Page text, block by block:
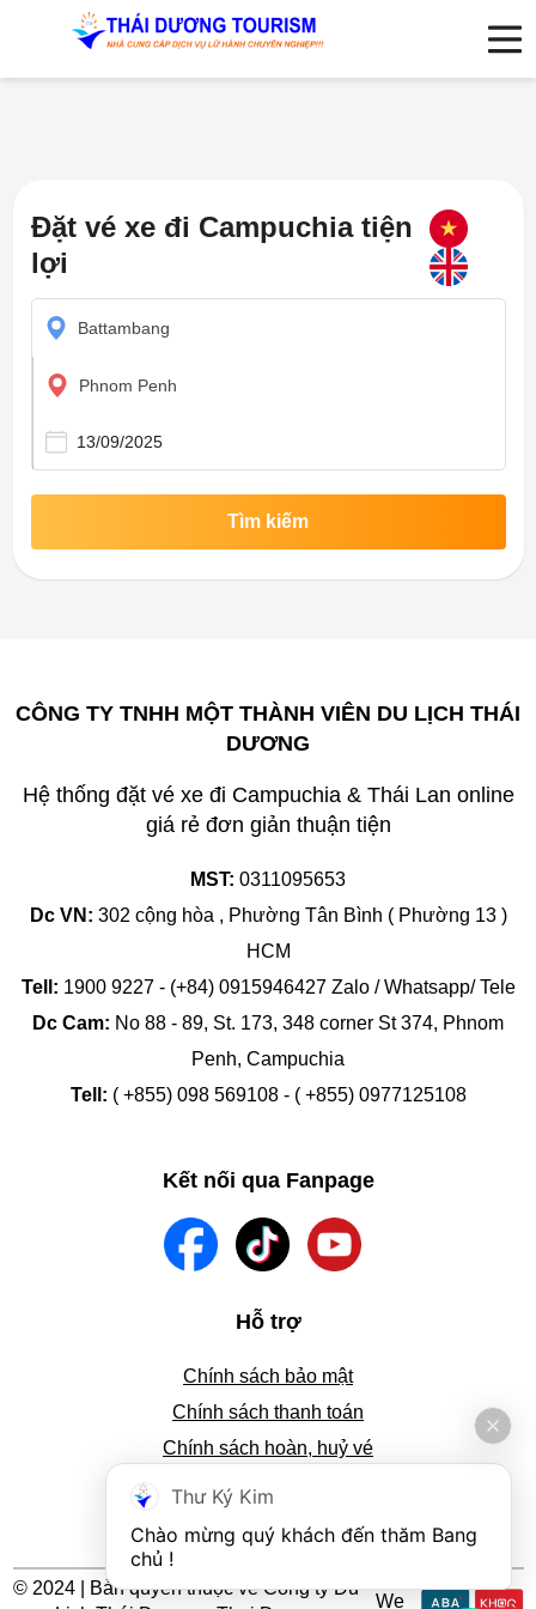
Đặt vé xe đi Campuchia tiện
lợi
Battambang
Phnom Penh
Tìm kiếm
CÔNG TY TNHH MỘT THÀNH VIÊN DU LỊCH THÁI
DƯƠNG
Hệ thống đặt vé xe đi Campuchia & Thái Lan online
giá rẻ đơn giản thuận tiện
MST: 0311095653
Dc VN: 302 cộng hòa , Phường Tân Bình ( Phường 13 )
HCM
Tell: 1900 9227 - (+84) 0915946427 Zalo / Whatsapp/ Tele
Dc Cam: No 88 - 89, St. 173, 348 corner St 374, Phnom
Penh, Campuchia
Tell: ( +855) 098 569108 - ( +855) 0977125108
Kết nối qua Fanpage
Hỗ trợ
Chính sách bảo mật
Chính sách thanh toán
Chính sách hoàn, huỷ vé
Tra cứu thông tin đặt vé
© 2024 | Bản quyền thuộc về Công ty Du
We
Thư Ký Kim
Chào mừng quý khách đến thăm Bang
chủ !